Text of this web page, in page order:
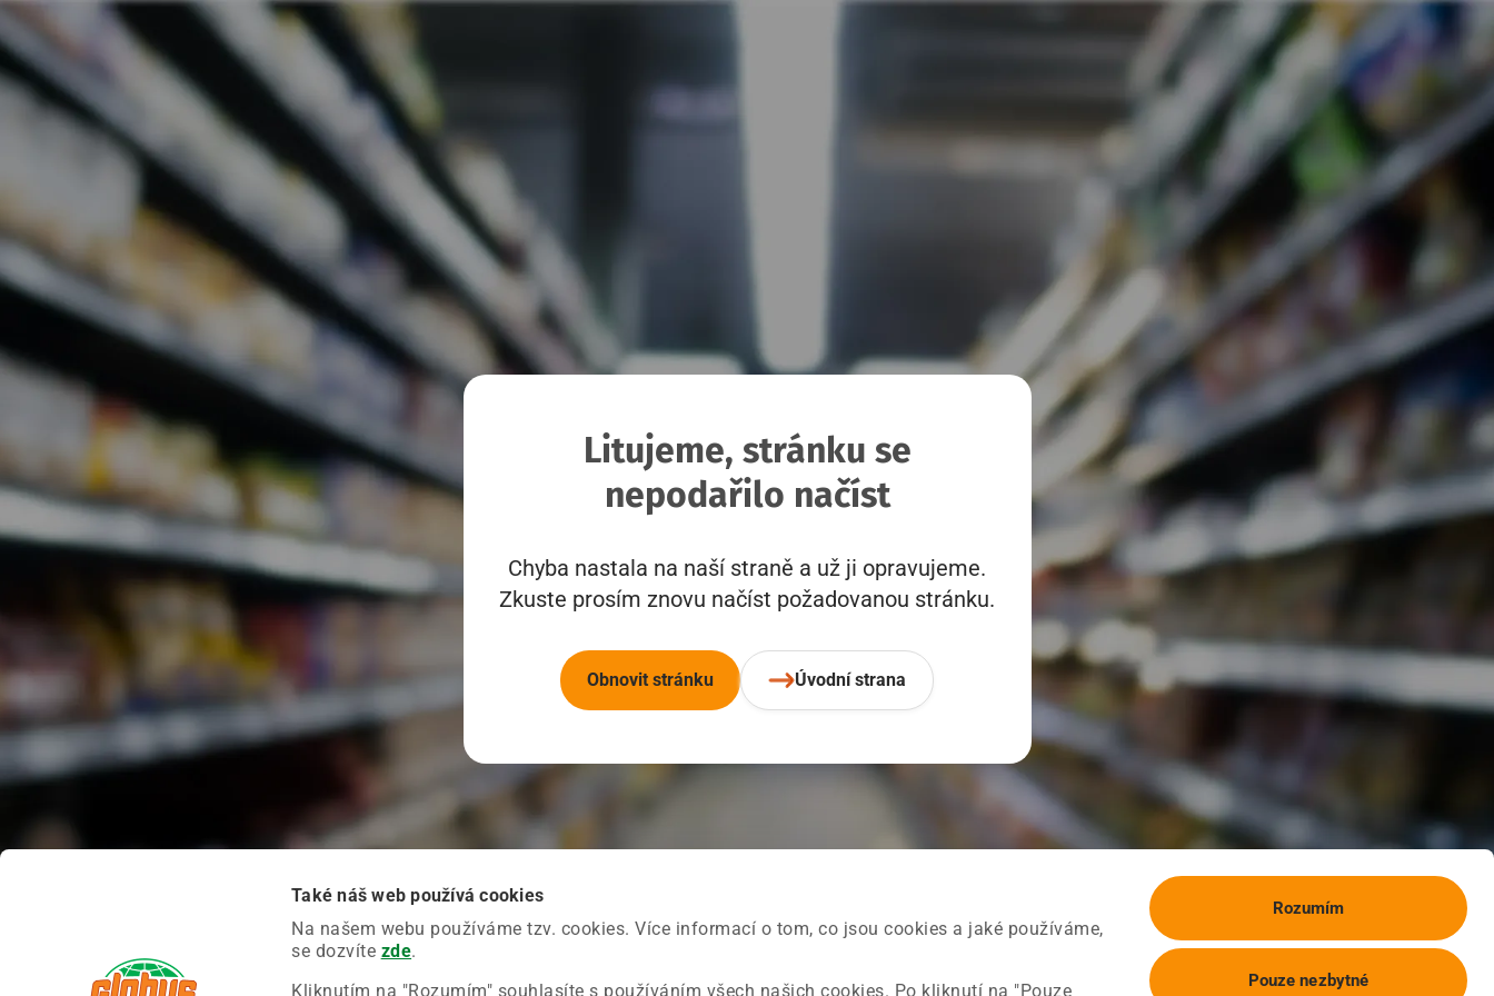
Také náš web používá cookies
Na našem webu používáme tzv. cookies. Více informací o tom, co jsou cookies a jaké používáme,
se dozvíte zde.
Kliknutím na "Rozumím" souhlasíte s používáním všech našich cookies. Po kliknutí na "Pouze
Rozumím
Pouze nezbytné
Litujeme, stránku se
nepodařilo načíst
Chyba nastala na naší straně a už ji opravujeme.
Zkuste prosím znovu načíst požadovanou stránku.
Obnovit stránku Úvodní strana